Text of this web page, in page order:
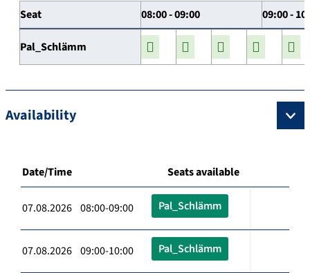
Seat 08:00 - 09:00 09:00 -
Pal_Schlämm
Availability
Date/Time Seats available
07.08.2026 08:00-09:00 Pal_Schlämm
07.08.2026 09:00-10:00 Pal_Schlämm